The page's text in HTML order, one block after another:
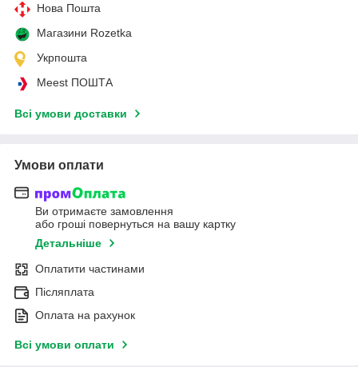
Нова Пошта
Магазини Rozetka
Укрпошта
Meest ПОШТА
Всі умови доставки
Умови оплати
Ви отримаєте замовлення
або гроші повернуться на вашу картку
Детальніше
Оплатити частинами
Післяплата
Оплата на рахунок
Всі умови оплати